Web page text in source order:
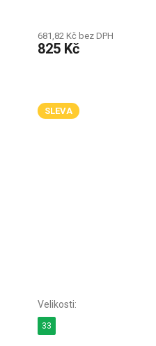
681,82 Kč bez DPH
825 Kč
SLEVA
33